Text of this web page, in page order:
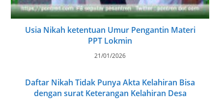
Usia Nikah ketentuan Umur Pengantin Materi
PPT Lokmin
21/01/2026
Daftar Nikah Tidak Punya Akta Kelahiran Bisa
dengan surat Keterangan Kelahiran Desa